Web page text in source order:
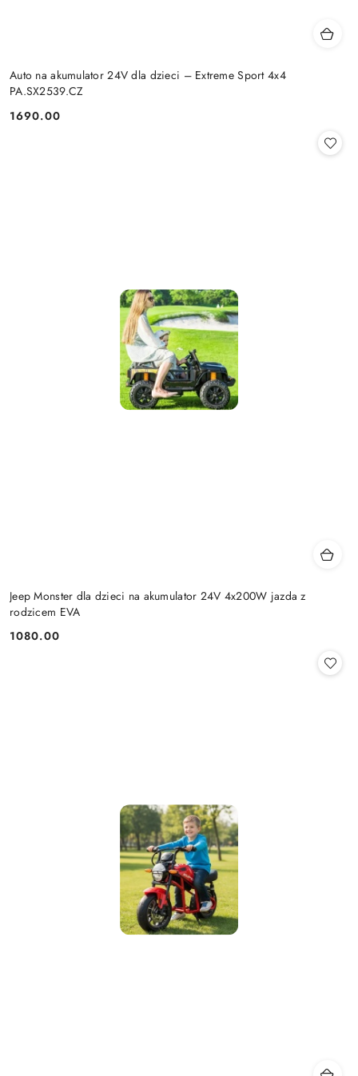
Auto na akumulator 24V dla dzieci – Extreme Sport 4x4
PA.SX2539.CZ
Cena:
1690.00
Jeep Monster dla dzieci na akumulator 24V 4x200W jazda z
rodzicem EVA
Cena:
1080.00